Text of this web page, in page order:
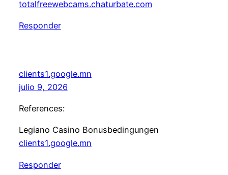
totalfreewebcams.chaturbate.com
Responder
clients1.google.mn
julio 9, 2026
References:
Legiano Casino Bonusbedingungen
clients1.google.mn
Responder